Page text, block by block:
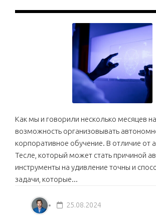
Как мы и говорили несколько месяцев
возможность организовывать
корпоративное обучение. В отличие от
Тесле, который может стать причиной
инструменты на удивление точны и
задачи, которые...
25.08.2024